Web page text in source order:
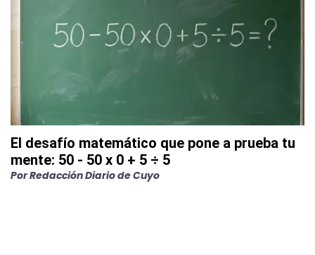
El desafío matemático que pone a prueba tu
mente: 50 - 50 x 0 + 5 ÷ 5
PorRedacción Diario de Cuyo